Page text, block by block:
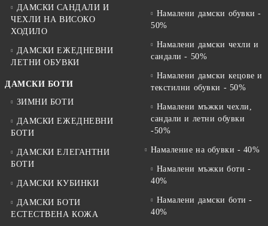
ДАМСКИ САНДАЛИ И
ЧЕХЛИ НА ВИСОКО
ХОДИЛО
ДАМСКИ ЕЖЕДНЕВНИ
ЛЕТНИ ОБУВКИ
ДАМСКИ БОТИ
ЗИМНИ БОТИ
ДАМСКИ ЕЖЕДНЕВНИ
БОТИ
ДАМСКИ ЕЛЕГАНТНИ
БОТИ
ДАМСКИ КУБИНКИ
ДАМСКИ БОТИ
ЕСТЕСТВЕНА КОЖА
Намалени дамски обувки -
50%
Намалени дамски чехли и
сандали - 50%
Намалени дамски кецове и
текстилни обувки - 50%
Намалени мъжки чехли,
сандали и летни обувки
-50%
Намаление на обувки - 40%
Намалени мъжки боти -
40%
Намалени дамски боти -
40%